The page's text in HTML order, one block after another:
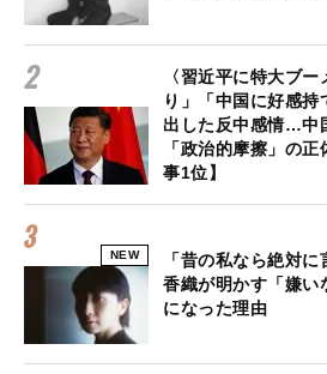
〈習近平に特大ブ
り」「中国に好感持
出した反中感情…中
「政治的摩擦」の
事1位】
NEW
「昔の私なら絶対
香織が明かす「嫌い
になった理由